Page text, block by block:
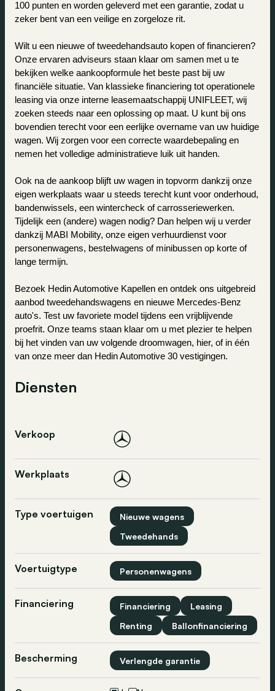
100 punten en worden geleverd met een garantie, zodat u
zeker bent van een veilige en zorgeloze rit.
Wilt u een nieuwe of tweedehandsauto kopen of financieren?
Onze ervaren adviseurs staan klaar om samen met u te
bekijken welke aankoopformule het beste past bij uw
financiële situatie. Van klassieke financiering tot operationele
leasing via onze interne leasemaatschappij UNIFLEET, wij
zoeken steeds naar een oplossing op maat. U kunt bij ons
bovendien terecht voor een eerlijke overname van uw huidige
wagen. Wij zorgen voor een correcte waardebepaling en
nemen het volledige administratieve luik uit handen.
Ook na de aankoop blijft uw wagen in topvorm dankzij onze
eigen werkplaats waar u steeds terecht kunt voor onderhoud,
bandenwissels, een wintercheck of carrosseriewerken.
Tijdelijk een (andere) wagen nodig? Dan helpen wij u verder
dankzij MABI Mobility, onze eigen verhuurdienst voor
personenwagens, bestelwagens of minibussen op korte of
lange termijn.
Bezoek Hedin Automotive Kapellen en ontdek ons uitgebreid
aanbod tweedehandswagens en nieuwe Mercedes-Benz
auto's. Test uw favoriete model tijdens een vrijblijvende
proefrit. Onze teams staan klaar om u met plezier te helpen
bij het vinden van uw volgende droomwagen, hier, of in één
van onze meer dan Hedin Automotive 30 vestigingen.
Diensten
Verkoop
Werkplaats
Type voertuigen
Nieuwe wagens
Tweedehands
Voertuigtype Personenwagens
Financiering Financiering
Leasing
Renting
Ballonfinanciering
Bescherming Verlengde garantie